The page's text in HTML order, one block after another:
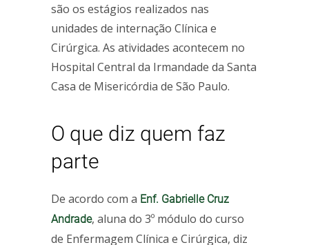
são os estágios realizados nas
unidades de internação Clínica e
Cirúrgica. As atividades acontecem no
Hospital Central da Irmandade da Santa
Casa de Misericórdia de São Paulo.
O que diz quem faz
parte
De acordo com a Enf. Gabrielle Cruz
Andrade, aluna do 3º módulo do curso
de Enfermagem Clínica e Cirúrgica, diz